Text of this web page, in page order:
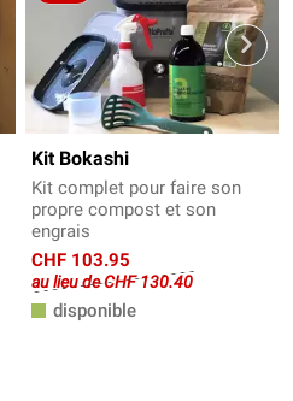
Kit Bokashi
Kit complet pour faire son
propre compost et son
engrais
CHF 103.95
au lieu de CHF 130.40
disponible